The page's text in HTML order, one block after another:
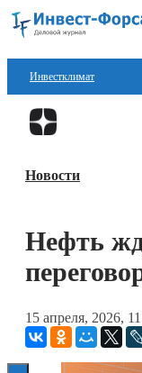
Инвестклимат
Финансы
Блокчейн
Технологии
Книги
Новости
Нефть
15 апреля, 2026,